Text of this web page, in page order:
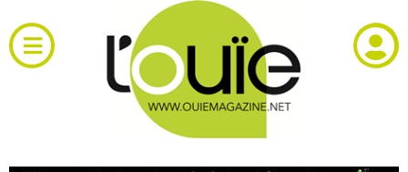
au
contenu
Toggle
Navigation